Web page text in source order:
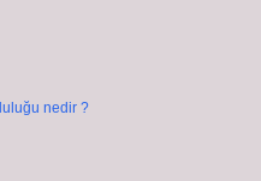
nedir ?